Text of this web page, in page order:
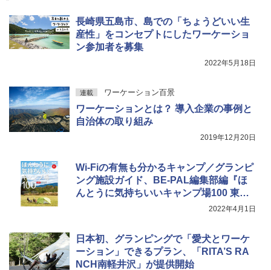
長崎県五島市、島での「ちょうどいい生
産性」をコンセプトにしたワーケーショ
ン参加者を募集
2022年5月18日
連載 ワーケーション百景
ワーケーションとは？ 導入企業の事例と
自治体の取り組み
2019年12月20日
Wi-Fiの有無も分かるキャンプ／グランピ
ング施設ガイド、BE-PAL編集部編『ほ
んとうに気持ちいいキャンプ場100 東海
2022年4月1日
日本初、グランピングで「愛犬とワーケ
ーション」できるプラン、「RITA’S RA
NCH南軽井沢」が提供開始